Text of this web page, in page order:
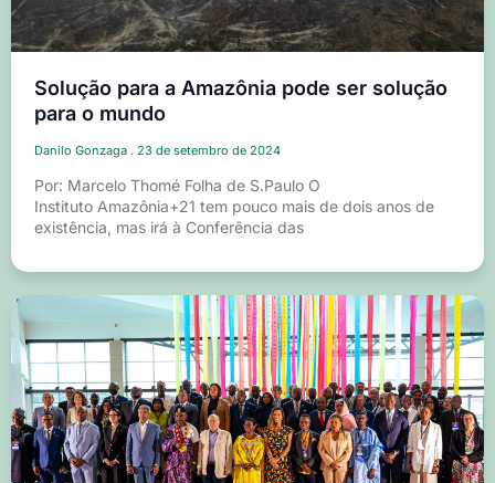
Solução para a Amazônia pode ser solução
para o mundo
Danilo Gonzaga 23 de setembro de 2024
Por: Marcelo Thomé Folha de S.Paulo O
Instituto Amazônia+21 tem pouco mais de dois anos de
existência, mas irá à Conferência das